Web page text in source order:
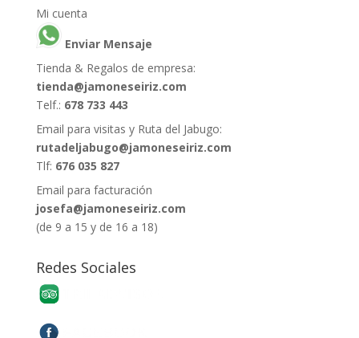
Mi cuenta
Enviar Mensaje
Tienda & Regalos de empresa:
tienda@jamoneseiriz.com
Telf.: 678 733 443
Email para visitas y Ruta del Jabugo:
rutadeljabugo@jamoneseiriz.com
Tlf: 676 035 827
Email para facturación
josefa@jamoneseiriz.com
(de 9 a 15 y de 16 a 18)
Redes Sociales